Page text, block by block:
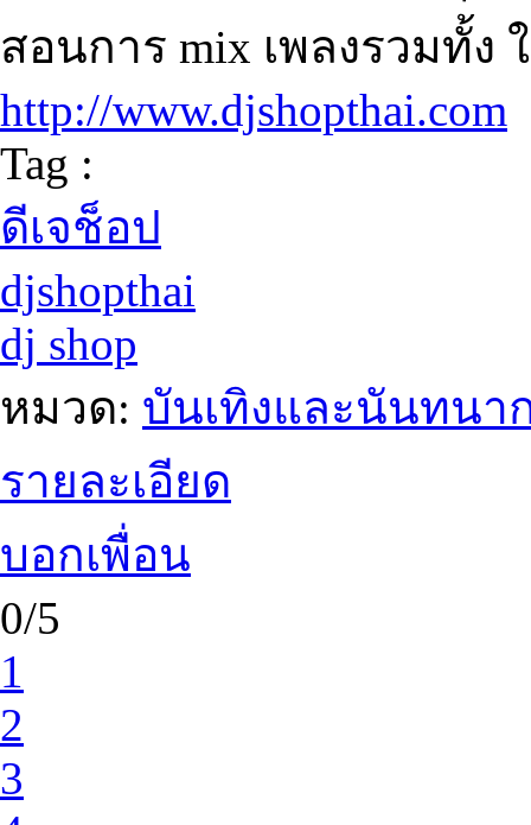
สอนการ mix เพลงรวมทั้ง
http://www.djshopthai.com
Tag :
ดีเจช็อป
djshopthai
dj shop
หมวด: บันเทิงและนันทนา
รายละเอียด
บอกเพื่อน
0/5
1
2
3